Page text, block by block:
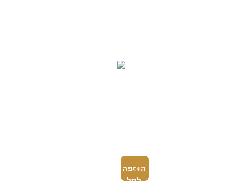
הוספה